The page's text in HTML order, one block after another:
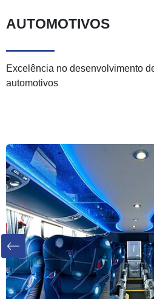
AUTOMOTIVOS
Excelência no desenvolvimento
automotivos
Previous